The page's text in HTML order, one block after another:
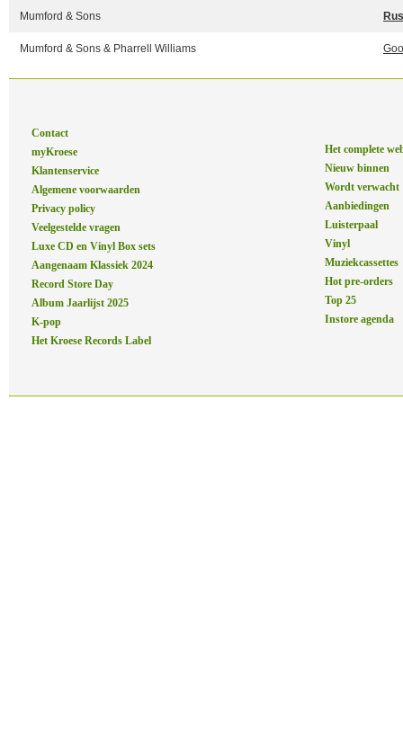
Mumford & Sons
Mumford & Sons & Pharrell Williams
Contact
myKroese
Klantenservice
Algemene voorwaarden
Privacy policy
Veelgestelde vragen
Luxe CD en Vinyl Box sets
Aangenaam Klassiek 2024
Record Store Day
Album Jaarlijst 2025
K-pop
Het Kroese Records Label
Het complete
Nieuw binnen
Wordt verwacht
Aanbiedingen
Luisterpaal
Vinyl
Muziekcassettes
Hot pre-orders
Top 25
Instore agenda